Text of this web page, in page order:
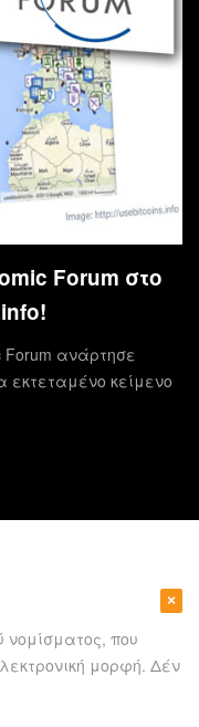
Forum στο
Forum ανάρτησε
εκτεταμένο κείμενο
νομίσματος, που
μορφή. Δέν